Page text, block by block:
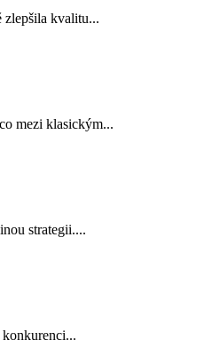
zlepšila kvalitu...
mezi klasickým...
strategii....